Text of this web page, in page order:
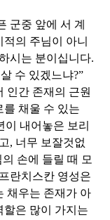
군중 앞에 서 계
의 주님이 아니
시는 분이십니다.
수 있겠느냐?”
인간 존재의 근원
를 채울 수 있는
이 내어놓은 보리
, 너무 보잘것없
손에 들릴 때 모
프란치스칸 영성은
채우는 존재가 아
할은 많이 가지는